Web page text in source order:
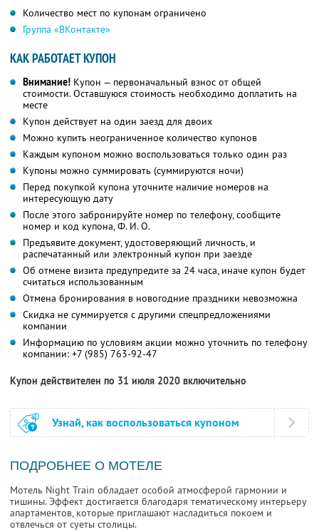
Количество мест по купонам ограничено
Группа «ВКонтакте»
КАК РАБОТАЕТ КУПОН
Внимание! Купон — первоначальный взнос от общей
стоимости. Оставшуюся стоимость необходимо доплатить на
месте
Купон действует на один заезд для двоих
Можно купить неограниченное количество купонов
Каждым купоном можно воспользоваться только один раз
Купоны можно суммировать (суммируются ночи)
Перед покупкой купона уточните наличие номеров на
интересующую дату
После этого забронируйте номер по телефону, сообщите
номер и код купона,Ф. И. О.
Предъявите документ, удостоверяющий личность, и
распечатанный или электронный купон при заезде
Об отмене визита предупредите за 24 часа, иначе купон будет
считаться использованным
Отмена бронирования в новогодние праздники невозможна
Скидка не суммируется с другими спецпредложениями
компании
Информацию по условиям акции можно уточнить по телефону
компании: +7 (985) 763-92-47
Купон действителен по 31 июля 2020 включительно
Узнай, как воспользоваться купоном
ПОДРОБНЕЕ О МОТЕЛЕ
Мотель Night Train обладает особой атмосферой гармонии и
тишины. Эффект достигается благодаря тематическому интерьеру
апартаментов, которые приглашают насладиться покоем и
отвлечься от суеты столицы.